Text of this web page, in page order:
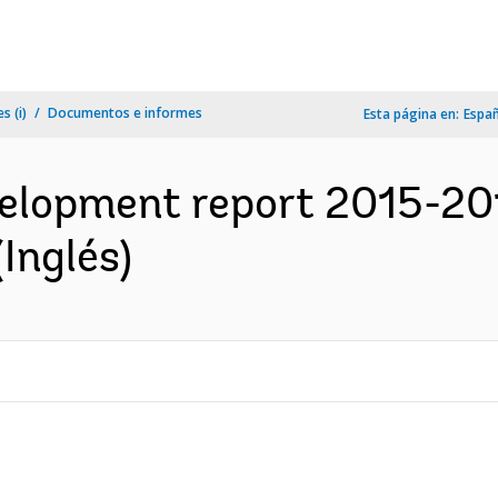
(i) Documentos e informes Esta página en:
report 2015-